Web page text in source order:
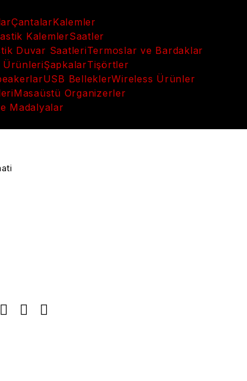
ÇantalarKalemler
KalemlerSaatler
Duvar SaatleriTermoslar ve Bardaklar
ÜrünleriŞapkalarTişörtler
USB BelleklerWireless Ürünler
Masaüstü Organizerler
Madalyalar